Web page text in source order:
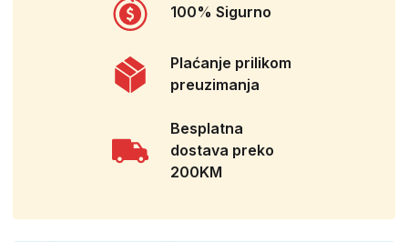
100% Sigurno
Plaćanje prilikom
preuzimanja
Besplatna
dostava preko
200KM